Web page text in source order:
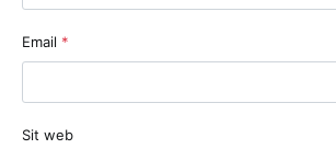
Email *
Sit web